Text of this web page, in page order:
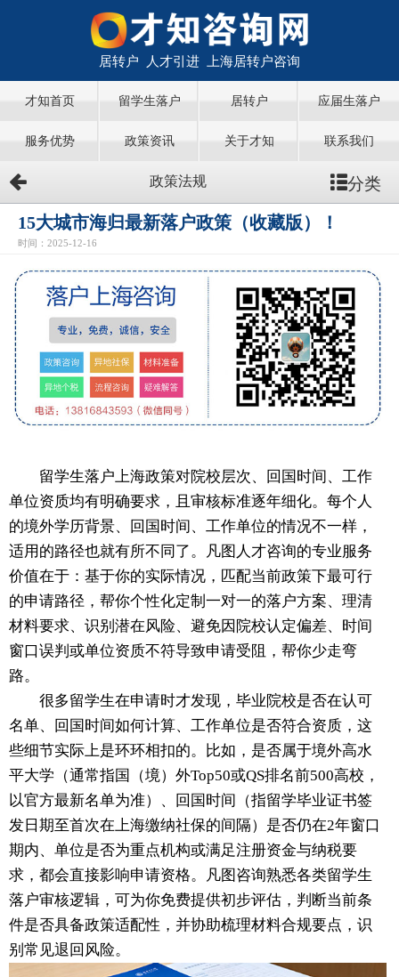
居转户 人才引进 上海居转户咨询
才知首页 留学生落户 居转户 应届生落户
服务优势 政策资讯 关于才知 联系我们
政策法规 分类
15大城市海归最新落户政策（收藏版）！
时间：2025-12-16
留学生落户上海政策对院校层次、回国时间、工作
单位资质均有明确要求，且审核标准逐年细化。每个人
的境外学历背景、回国时间、工作单位的情况不一样，
适用的路径也就有所不同了。凡图人才咨询的专业服务
价值在于：基于你的实际情况，匹配当前政策下最可行
的申请路径，帮你个性化定制一对一的落户方案、理清
材料要求、识别潜在风险、避免因院校认定偏差、时间
窗口误判或单位资质不符导致申请受阻，帮你少走弯
路。
很多留学生在申请时才发现，毕业院校是否在认可
名单、回国时间如何计算、工作单位是否符合资质，这
些细节实际上是环环相扣的。比如，是否属于境外高水
平大学（通常指国（境）外Top50或QS排名前500高校，
以官方最新名单为准）、回国时间（指留学毕业证书签
发日期至首次在上海缴纳社保的间隔）是否仍在2年窗口
期内、单位是否为重点机构或满足注册资金与纳税要
求，都会直接影响申请资格。凡图咨询熟悉各类留学生
落户审核逻辑，可为你免费提供初步评估，判断当前条
件是否具备政策适配性，并协助梳理材料合规要点，识
别常见退回风险。